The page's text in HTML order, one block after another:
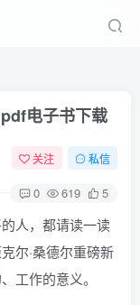
电子书下载
关注 私信
0 619 5
人，都请读一读
尔·桑德尔重磅新
工作的意义。